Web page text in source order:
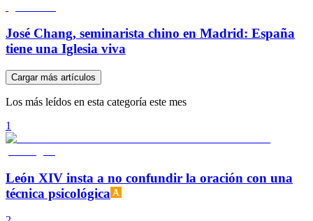
José Chang, seminarista chino en Madrid: España
tiene una Iglesia viva
Cargar más artículos
Los más leídos en esta categoría este mes
1
León XIV insta a no confundir la oración con una
técnica psicológica